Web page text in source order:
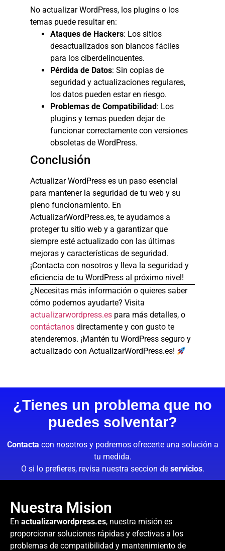
No actualizar WordPress, los plugins o los
temas puede resultar en:
Ataques de Hackers: Los sitios
desactualizados son blancos fáciles
para los ciberdelincuentes.
Pérdida de Datos: Sin copias de
seguridad y actualizaciones regulares,
los datos pueden estar en riesgo.
Problemas de Compatibilidad: Los
plugins y temas pueden dejar de
funcionar correctamente con versiones
obsoletas de WordPress.
Conclusión
Actualizar WordPress es un paso esencial
para mantener la seguridad de tu web y su
pleno funcionamiento. En
ActualizarWordPress.es, te ayudamos a
proteger tu sitio web y a garantizar que
siempre esté actualizado con las últimas
mejoras y características de seguridad.
¡Contacta con nosotros y lleva la seguridad y
eficiencia de tu WordPress al próximo nivel!
¿Necesitas más información o quieres saber
cómo podemos ayudarte? Visita
actualizarwordpress.es para más detalles, o
contáctanos directamente y con gusto te
atenderemos. ¡Mantén tu WordPress seguro y
actualizado con ActualizarWordPress.es!
¿Tienes un problema que no
puedes solventar?
Contacta con nosotros y podremos ofrecerte una solución a
tu medida.
O si lo prefieres, revisa nuestra seccion de servicios.
Nuestra Mision
En actualizarwordpress.es, nuestra misión es
proporcionar soluciones rápidas y efectivas a los
problemas de compatibilidad y mantenimiento de